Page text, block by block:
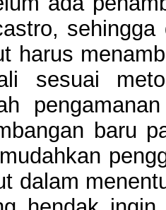
harus
sesuai
baru
dalam